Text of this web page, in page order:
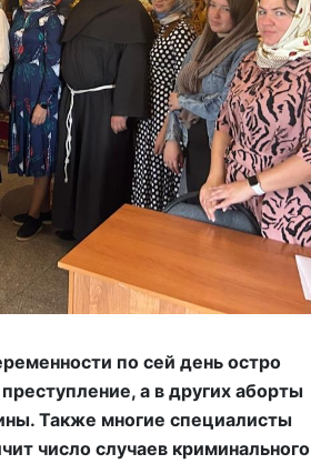
по сей день остро
а в других аборты
Также многие специалисты
число случаев криминального